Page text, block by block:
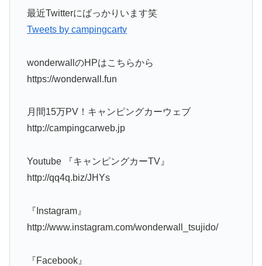
最近Twitterにばっかりいます笑
Tweets by campingcartv
wonderwallのHPはこちらから
https://wonderwall.fun
月間15万PV！キャンピングカーウェブ
http://campingcarweb.jp
Youtube 『キャンピングカーTV』
http://qq4q.biz/JHYs
『Instagram』
http://www.instagram.com/wonderwall_tsujido/
『Facebook』